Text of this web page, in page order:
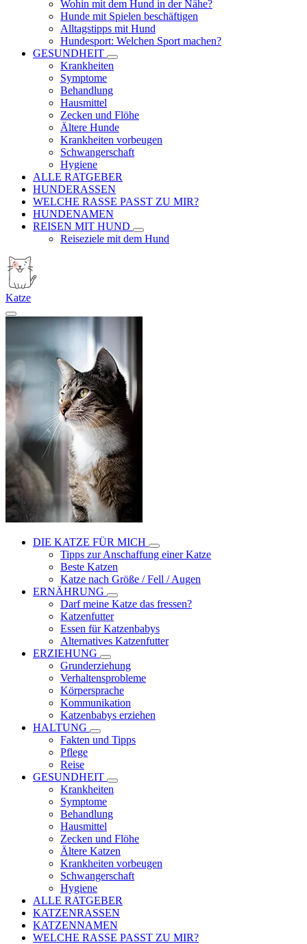
Wohin mit dem Hund in der Nähe?
Hunde mit Spielen beschäftigen
Alltagstipps mit Hund
Hundesport: Welchen Sport machen?
GESUNDHEIT
Krankheiten
Symptome
Behandlung
Hausmittel
Zecken und Flöhe
Ältere Hunde
Krankheiten vorbeugen
Schwangerschaft
Hygiene
ALLE RATGEBER
HUNDERASSEN
WELCHE RASSE PASST ZU MIR?
HUNDENAMEN
REISEN MIT HUND
Reiseziele mit dem Hund
Katze
DIE KATZE FÜR MICH
Tipps zur Anschaffung einer Katze
Beste Katzen
Katze nach Größe / Fell / Augen
ERNÄHRUNG
Darf meine Katze das fressen?
Katzenfutter
Essen für Katzenbabys
Alternatives Katzenfutter
ERZIEHUNG
Grunderziehung
Verhaltensprobleme
Körpersprache
Kommunikation
Katzenbabys erziehen
HALTUNG
Fakten und Tipps
Pflege
Reise
GESUNDHEIT
Krankheiten
Symptome
Behandlung
Hausmittel
Zecken und Flöhe
Ältere Katzen
Krankheiten vorbeugen
Schwangerschaft
Hygiene
ALLE RATGEBER
KATZENRASSEN
KATZENNAMEN
WELCHE RASSE PASST ZU MIR?